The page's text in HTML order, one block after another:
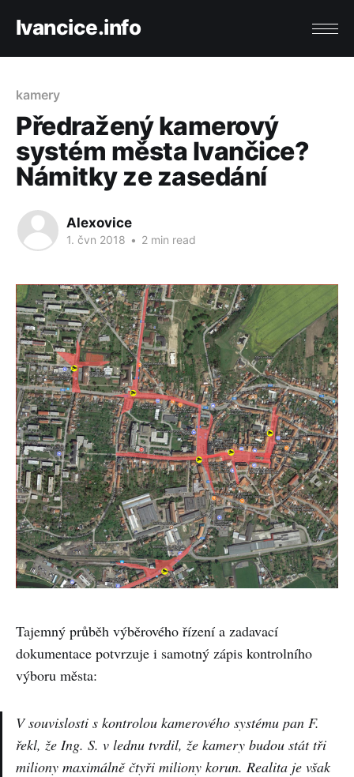
Ivancice.info
kamery
Předražený kamerový
systém města Ivančice?
Námitky ze zasedání
Alexovice
1. čvn 2018 • 2 min read
Tajemný průběh výběrového řízení a zadavací
dokumentace potvrzuje i samotný zápis kontrolního
výboru města:
V souvislosti s kontrolou kamerového systému pan F.
řekl, že Ing. S. v lednu tvrdil, že kamery budou stát tři
miliony maximálně čtyři miliony korun. Realita je však